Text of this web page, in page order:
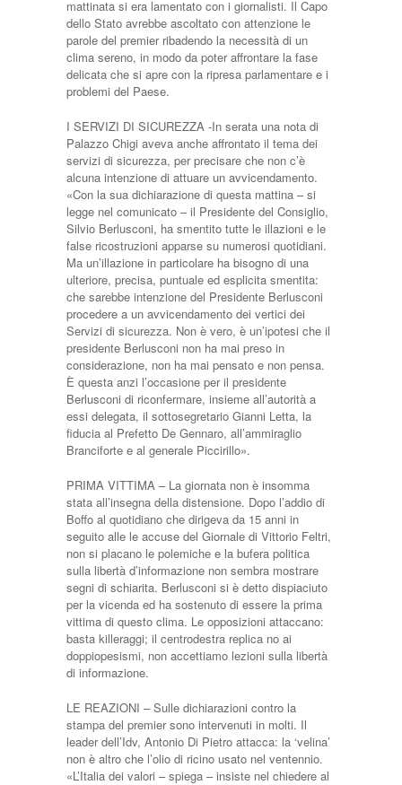
mattinata si era lamentato con i giornalisti. Il Capo
dello Stato avrebbe ascoltato con attenzione le
parole del premier ribadendo la necessità di un
clima sereno, in modo da poter affrontare la fase
delicata che si apre con la ripresa parlamentare e i
problemi del Paese.
I SERVIZI DI SICUREZZA -In serata una nota di
Palazzo Chigi aveva anche affrontato il tema dei
servizi di sicurezza, per precisare che non c’è
alcuna intenzione di attuare un avvicendamento.
«Con la sua dichiarazione di questa mattina – si
legge nel comunicato – il Presidente del Consiglio,
Silvio Berlusconi, ha smentito tutte le illazioni e le
false ricostruzioni apparse su numerosi quotidiani.
Ma un’illazione in particolare ha bisogno di una
ulteriore, precisa, puntuale ed esplicita smentita:
che sarebbe intenzione del Presidente Berlusconi
procedere a un avvicendamento dei vertici dei
Servizi di sicurezza. Non è vero, è un’ipotesi che il
presidente Berlusconi non ha mai preso in
considerazione, non ha mai pensato e non pensa.
È questa anzi l’occasione per il presidente
Berlusconi di riconfermare, insieme all’autorità a
essi delegata, il sottosegretario Gianni Letta, la
fiducia al Prefetto De Gennaro, all’ammiraglio
Branciforte e al generale Piccirillo».
PRIMA VITTIMA – La giornata non è insomma
stata all’insegna della distensione. Dopo l’addio di
Boffo al quotidiano che dirigeva da 15 anni in
seguito alle le accuse del Giornale di Vittorio Feltri,
non si placano le polemiche e la bufera politica
sulla libertà d’informazione non sembra mostrare
segni di schiarita. Berlusconi si è detto dispiaciuto
per la vicenda ed ha sostenuto di essere la prima
vittima di questo clima. Le opposizioni attaccano:
basta killeraggi; il centrodestra replica no ai
doppiopesismi, non accettiamo lezioni sulla libertà
di informazione.
LE REAZIONI – Sulle dichiarazioni contro la
stampa del premier sono intervenuti in molti. Il
leader dell’Idv, Antonio Di Pietro attacca: la ‘velina’
non è altro che l’olio di ricino usato nel ventennio.
«L’Italia dei valori – spiega – insiste nel chiedere al